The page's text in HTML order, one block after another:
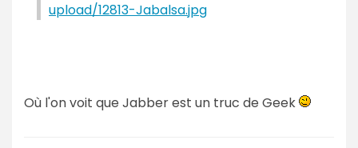
upload/12813-Jabalsa.jpg
Où l'on voit que Jabber est un truc de Geek